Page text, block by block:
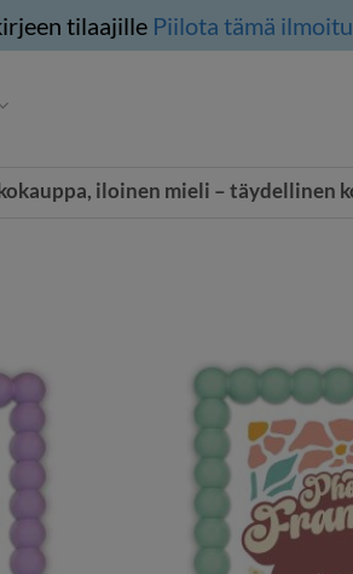
tilaajille Piilota tämä
iloinen mieli – täydellinen